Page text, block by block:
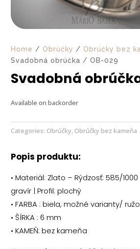
Home / Obrúčky / Obrúčky bez
Svadobná obrúčka / OB-029
Svadobná
Available on backorder
Categories: Obrúčky, Obrúčky bez kameňa
Popis produktu:
• Materiál: Zlato – Rýdzosť: 585/1000
gravír | Profil: plochý
• FARBA : biela, možné varianty/
• ŠÍRKA : 6 mm
• KAMEŇ: bez kameňa